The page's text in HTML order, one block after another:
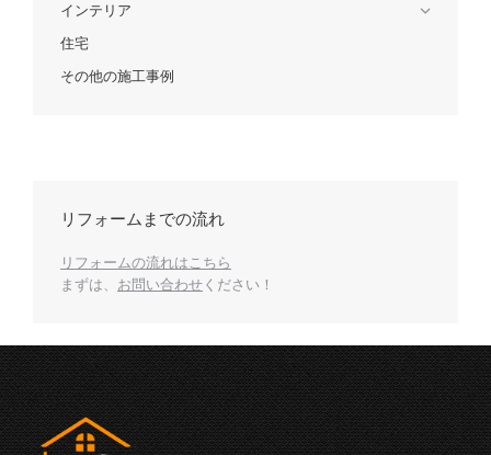
インテリア
住宅
その他の施工事例
リフォームまでの流れ
リフォームの流れはこちら
まずは、 お問い合わせ ください！